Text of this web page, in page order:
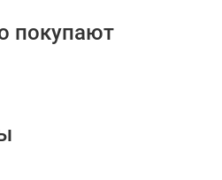
покупают